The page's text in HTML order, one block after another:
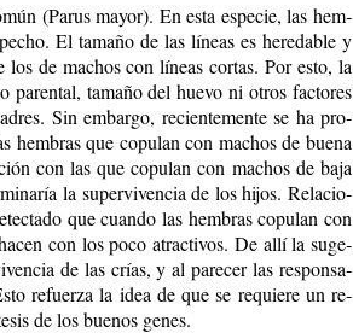
(Pa­rus ma­yor). En es­ta es­pe­cie, las hem­
El ta­ma­ño de las lí­neas es he­re­da­ble y
de ma­chos con lí­neas cor­tas. Por es­to, la
ta­ma­ño del hue­vo ni otros fac­to­res
Sin em­bar­go, re­cien­te­men­te se ha pro­
hem­bras que co­pu­lan con ma­chos de bue­na
con las que co­pu­lan con ma­chos de ba­ja
la su­per­vi­ven­cia de los hi­jos. Re­la­cio­
que cuan­do las hem­bras co­pu­lan con
con los po­co atrac­ti­vos. De allí la su­ge­
de las crías, y al pa­re­cer las res­pon­sa­
re­fuer­za la idea de que se re­quie­re un re­
de los bue­nos ge­nes.